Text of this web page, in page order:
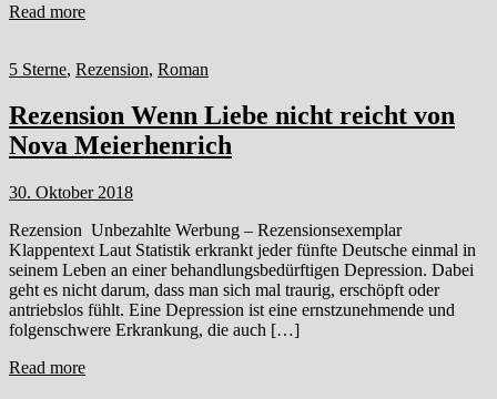
Read more
5 Sterne, Rezension, Roman
Rezension Wenn Liebe nicht reicht von
Nova Meierhenrich
30. Oktober 2018
Rezension Unbezahlte Werbung – Rezensionsexemplar
Klappentext Laut Statistik erkrankt jeder fünfte Deutsche einmal in
seinem Leben an einer behandlungsbedürftigen Depression. Dabei
geht es nicht darum, dass man sich mal traurig, erschöpft oder
antriebslos fühlt. Eine Depression ist eine ernstzunehmende und
folgenschwere Erkrankung, die auch […]
Read more